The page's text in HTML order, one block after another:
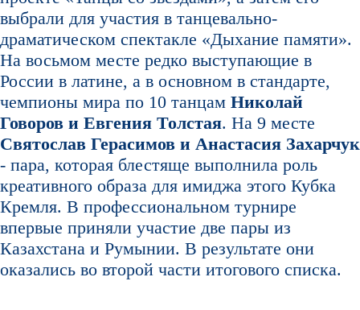
выбрали для участия в танцевально-
драматическом спектакле «Дыхание памяти».
На восьмом месте редко выступающие в
России в латине, а в основном в стандарте,
чемпионы мира по 10 танцам Николай
Говоров и Евгения Толстая. На 9 месте
Святослав Герасимов и Анастасия Захарчук
- пара, которая блестяще выполнила роль
креативного образа для имиджа этого Кубка
Кремля. В профессиональном турнире
впервые приняли участие две пары из
Казахстана и Румынии. В результате они
оказались во второй части итогового списка.